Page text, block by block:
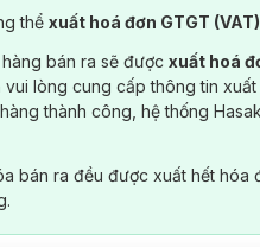
thể xuất hoá đơn GTGT
bán ra sẽ được xuất hoá
vui lòng cung cấp thông tin
thành công, hệ thống
bán ra đều được xuất hết hóa